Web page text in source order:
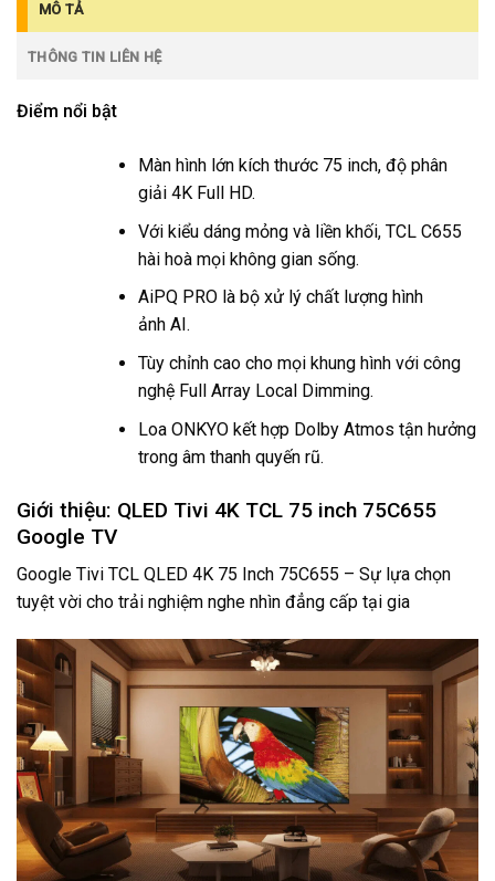
MÔ TẢ
THÔNG TIN LIÊN HỆ
Điểm nổi bật
Màn hình lớn kích thước 75 inch, độ phân
giải 4K Full HD.
Với kiểu dáng mỏng và liền khối, TCL C655
hài hoà mọi không gian sống.
AiPQ PRO là bộ xử lý chất lượng hình
ảnh AI.
Tùy chỉnh cao cho mọi khung hình với công
nghệ Full Array Local Dimming.
Loa ONKYO kết hợp Dolby Atmos tận hưởng
trong âm thanh quyến rũ.
Giới thiệu: QLED Tivi 4K TCL 75 inch 75C655
Google TV
Google Tivi TCL QLED 4K 75 Inch 75C655 – Sự lựa chọn
tuyệt vời cho trải nghiệm nghe nhìn đẳng cấp tại gia